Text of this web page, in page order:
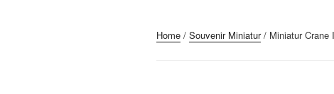
Home / Souvenir Miniatur/ Miniatur Crane